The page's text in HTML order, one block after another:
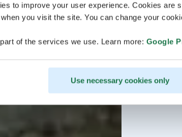
to improve your user experience. Cookies are
you visit the site. You can change your
of the services we use. Learn more: Google
Use necessary cookies only